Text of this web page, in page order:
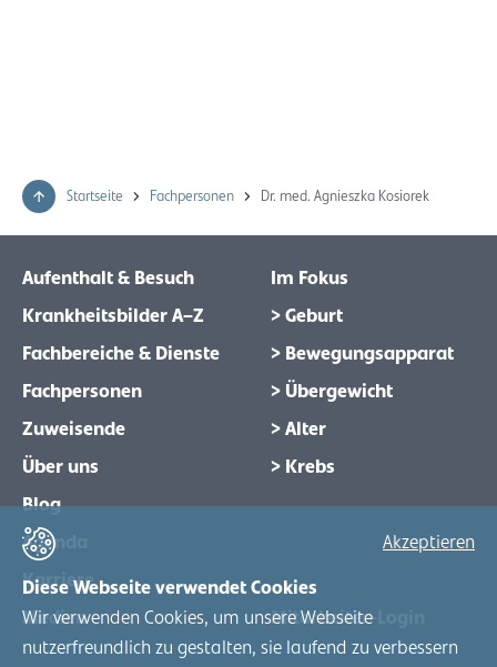
Diese Webseite verwendet Cookies
Wir verwenden Cookies, um unsere Webseite
nutzerfreundlich zu gestalten, sie laufend zu verbessern
Akzeptieren
Startseite Fachpersonen Dr. med. Agnieszka Kosiorek
Aufenthalt & Besuch
Krankheitsbilder A–Z
Fachbereiche & Dienste
Fachpersonen
Zuweisende
Über uns
Blog
Agenda
Karriere
Medien
Im Fokus
> Geburt
> Bewegungsapparat
> Übergewicht
> Alter
> Krebs
Mitarbeiter-Login